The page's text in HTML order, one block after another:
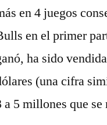
en 4 juegos
en el primer
ha sido
(una cifra
a 5 millones que